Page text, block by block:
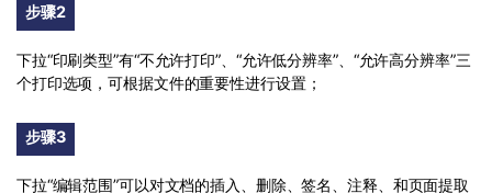
步骤2
下拉“印刷类型”有“不允许打印”、“允许低分辨率”、“允许高分辨率”三
个打印选项，可根据文件的重要性进行设置；
步骤3
下拉“编辑范围”可以对文档的插入、删除、签名、注释、和页面提取